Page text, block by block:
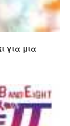
για μια